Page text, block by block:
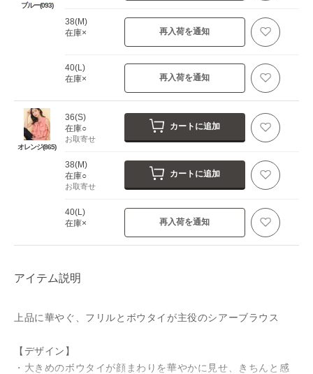
ブルー(093)
38(M)
在庫×
再入荷を通知
40(L)
在庫×
再入荷を通知
オレンジ(865)
36(S)
在庫○
お取寄せ
カートに追加
38(M)
在庫○
お取寄せ
カートに追加
40(L)
在庫×
再入荷を通知
アイテム説明
上品に華やぐ、フリルとボウタイが主役のシアーブラウス
【デザイン】
・大きめのボウタイが顔まわりを華やかに見せ、きちんと感